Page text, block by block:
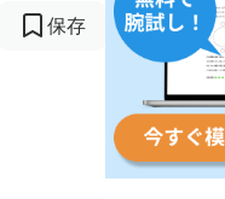
保存